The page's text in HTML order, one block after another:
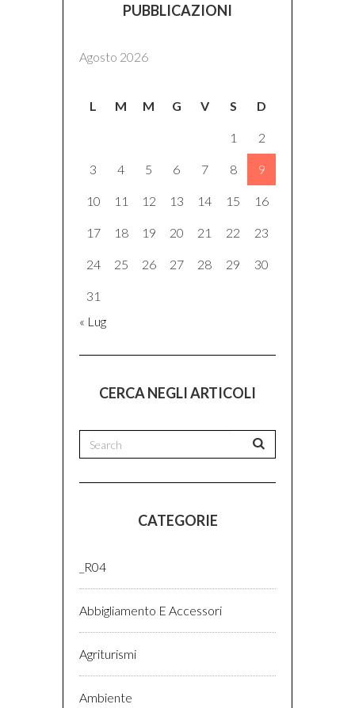
PUBBLICAZIONI
Agosto 2026
L M M G V S D
1 2
3 4 5 6 7 8 9
10 11 12 13 14 15 16
17 18 19 20 21 22 23
24 25 26 27 28 29 30
31
« Lug
CERCA NEGLI ARTICOLI
CATEGORIE
_R04
Abbigliamento E Accessori
Agriturismi
Ambiente